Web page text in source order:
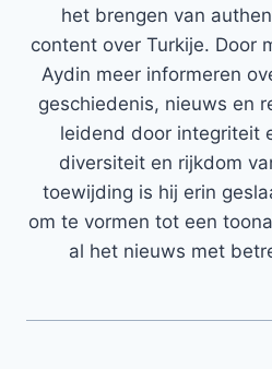
het brengen van
content over Turkije. Door
Aydin meer informeren
geschiedenis, nieuws en
leidend door integriteit
diversiteit en rijkdom
toewijding is hij erin
om te vormen tot een
al het nieuws met